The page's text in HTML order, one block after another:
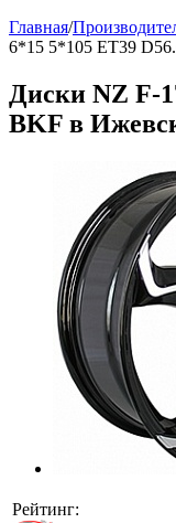
Главная/
6*15 5*105 ET39
Диски NZ F-
BKF в
Рейтинг: